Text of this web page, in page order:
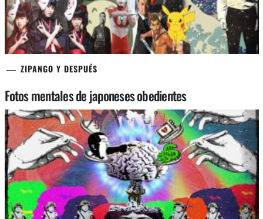
ZIPANGO Y DESPUÉS
Fotos mentales de japoneses obedientes